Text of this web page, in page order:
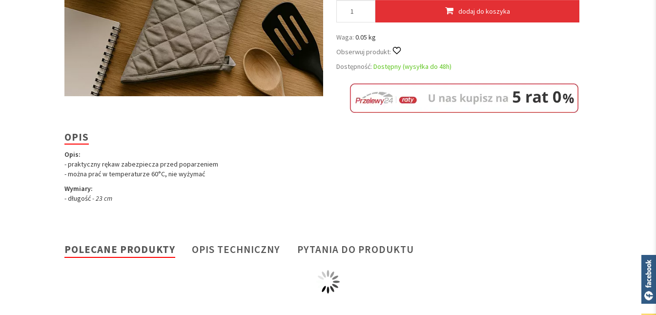
dodaj do koszyka
Waga: 0.05 kg
Obserwuj produkt:
Dostępność: Dostępny (wysyłka do 48h)
OPIS
Opis:
- praktyczny rękaw zabezpiecza przed poparzeniem
- można prać w temperaturze 60°C, nie wyżymać
Wymiary:
- długość- 23 cm
POLECANE PRODUKTY OPIS TECHNICZNY PYTANIA DO PRODUKTU